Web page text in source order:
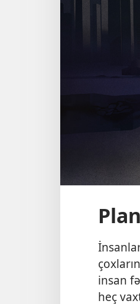
insan
heç